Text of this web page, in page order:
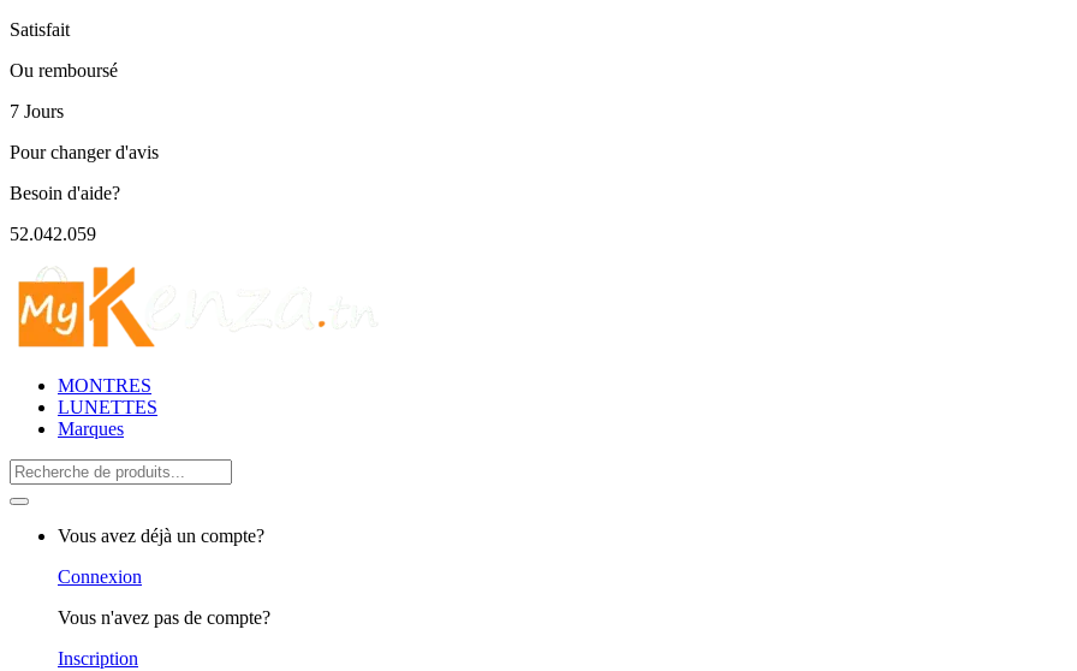
Satisfait
Ou remboursé
7 Jours
Pour changer d'avis
Besoin d'aide?
52.042.059
MONTRES
LUNETTES
Marques
Search
for:
Vous avez déjà un compte?
Connexion
Vous n'avez pas de compte?
Inscription